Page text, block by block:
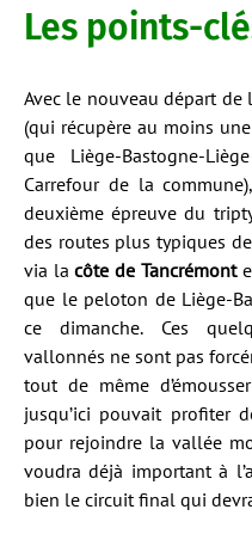
Les points-
Avec le nouveau départ de
(qui récupère au moins
que Liège-Bastogne-
Carrefour de la
deuxième épreuve du
des routes plus typiques
via lacôte de Tancrémont
que le peloton de Liège-
ce dimanche. Ces
vallonnés ne sont pas
tout de même
jusqu’ici pouvait profiter
pour rejoindre la vallée
voudra déjà important à
bien le circuit final qui